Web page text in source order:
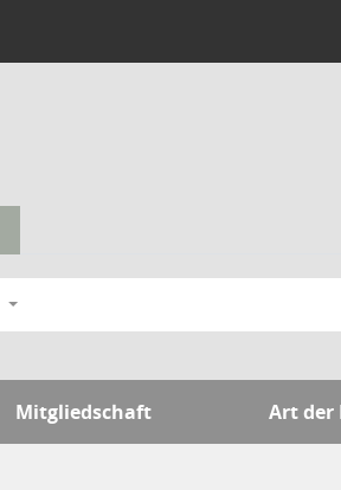
Mitgliedschaft Art